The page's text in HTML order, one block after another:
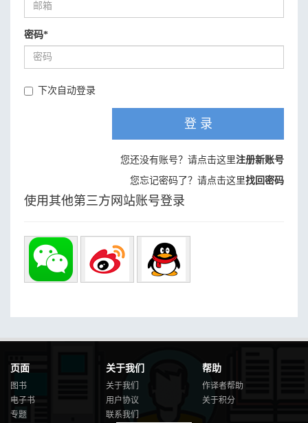
密码*
下次自动登录
登 录
您还没有账号？请点击这里注册新账号
您忘记密码了？请点击这里找回密码
使用其他第三方网站账号登录
页面
图书
电子书
专题
关于我们
关于我们
用户协议
联系我们
帮助
作译者帮助
关于积分